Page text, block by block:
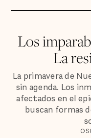
Los
La
La primavera de
sin agenda. Los
afectados en el
buscan formas